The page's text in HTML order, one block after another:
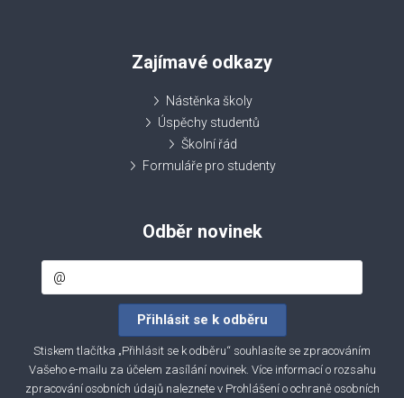
Zajímavé odkazy
Nástěnka školy
Úspěchy studentů
Školní řád
Formuláře pro studenty
Odběr novinek
Stiskem tlačítka „Přihlásit se k odběru“ souhlasíte se zpracováním
Vašeho e-mailu za účelem zasílání novinek. Více informací o rozsahu
zpracování osobních údajů naleznete v Prohlášení o ochraně osobních